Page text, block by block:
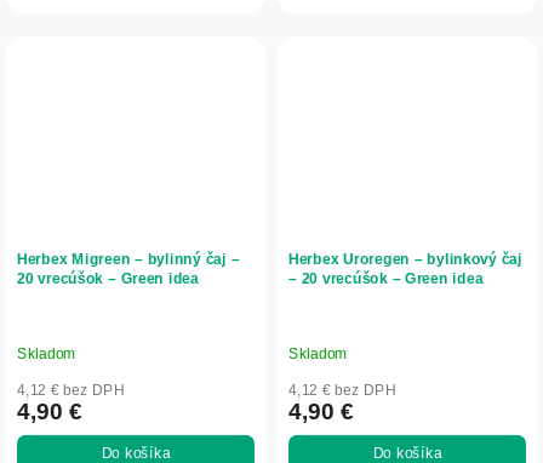
Herbex Migreen – bylinný čaj –
20 vrecúšok – Green idea
Skladom
4,12 € bez DPH
4,90 €
Do košíka
Herbex Uroregen – bylinkový čaj
– 20 vrecúšok – Green idea
Skladom
4,12 € bez DPH
4,90 €
Do košíka